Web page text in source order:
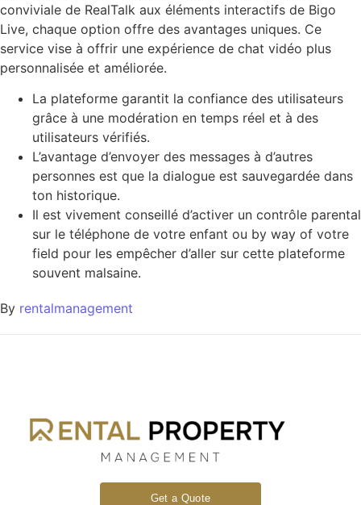
conviviale de RealTalk aux éléments interactifs de Bigo
Live, chaque option offre des avantages uniques. Ce
service vise à offrir une expérience de chat vidéo plus
personnalisée et améliorée.
La plateforme garantit la confiance des utilisateurs
grâce à une modération en temps réel et à des
utilisateurs vérifiés.
L’avantage d’envoyer des messages à d’autres
personnes est que la dialogue est sauvegardée dans
ton historique.
Il est vivement conseillé d’activer un contrôle parental
sur le téléphone de votre enfant ou by way of votre
field pour les empêcher d’aller sur cette plateforme
souvent malsaine.
By rentalmanagement
Get a Quote